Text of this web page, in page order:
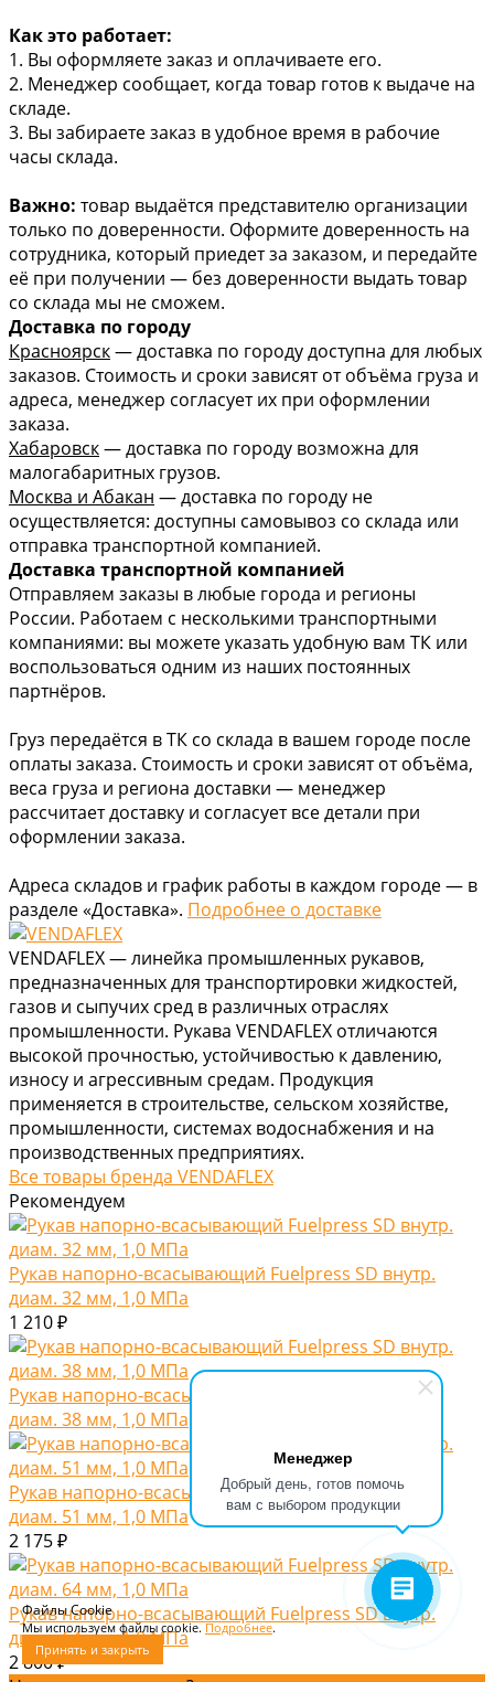
Менеджер
Добрый день, готов помочь
вам с выбором продукции
Файлы Cookie
Мы используем файлы cookie.Подробнее.
Принять и закрыть
Как это работает:
1. Вы оформляете заказ и оплачиваете его.
2. Менеджер сообщает, когда товар готов к выдаче на
складе.
3. Вы забираете заказ в удобное время в рабочие
часы склада.
Важно: товар выдаётся представителю организации
только по доверенности. Оформите доверенность на
сотрудника, который приедет за заказом, и передайте
её при получении — без доверенности выдать товар
со склада мы не сможем.
Доставка по городу
Красноярск— доставка по городу доступна для любых
заказов. Стоимость и сроки зависят от объёма груза и
адреса, менеджер согласует их при оформлении
заказа.
Хабаровск— доставка по городу возможна для
малогабаритных грузов.
Москва и Абакан — доставка по городу не
осуществляется: доступны самовывоз со склада или
отправка транспортной компанией.
Доставка транспортной компанией
Отправляем заказы в любые города и регионы
России. Работаем с несколькими транспортными
компаниями: вы можете указать удобную вам ТК или
воспользоваться одним из наших постоянных
партнёров.
Груз передаётся в ТК со склада в вашем городе после
оплаты заказа. Стоимость и сроки зависят от объёма,
веса груза и региона доставки — менеджер
рассчитает доставку и согласует все детали при
оформлении заказа.
Адреса складов и график работы в каждом городе — в
разделе «Доставка». Подробнее о доставке
VENDAFLEX — линейка промышленных рукавов,
предназначенных для транспортировки жидкостей,
газов и сыпучих сред в различных отраслях
промышленности. Рукава VENDAFLEX отличаются
высокой прочностью, устойчивостью к давлению,
износу и агрессивным средам. Продукция
применяется в строительстве, сельском хозяйстве,
промышленности, системах водоснабжения и на
производственных предприятиях.
Все товары бренда VENDAFLEX
Рекомендуем
Рукав напорно-всасывающий Fuelpress SD внутр.
диам. 32 мм, 1,0 МПа
1 210 ₽
Рукав напорно-всасывающий Fuelpress SD внутр.
диам. 38 мм, 1,0 МПа
Рукав напорно-всасывающий Fuelpress SD внутр.
диам. 51 мм, 1,0 МПа
2 175 ₽
Рукав напорно-всасывающий Fuelpress SD внутр.
диам. 64 мм, 1,0 МПа
2 800 ₽